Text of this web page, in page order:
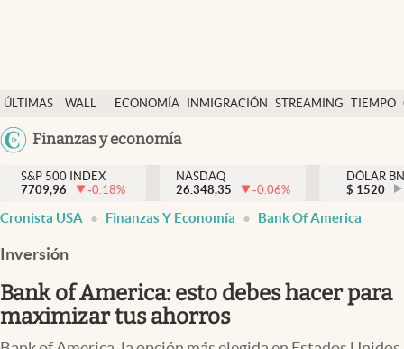
ÚLTIMAS
NOTICIAS
WALL
DÓLAR
ECONOMÍA INMIGRACIÓN STREAMING TIEMPO
México
USA
Finanzas y economía
Finanzas y economía
Wall Street y dólar
Inmigración
Espiritual
Streaming
S&P 500 INDEX
7709,96
-0.18%
NASDAQ
26.348,35
-0.06%
DÓLAR
$ 1520
Cronista USA Finanzas Y Economía Bank Of America
Inversión
Bank of America: esto debes hacer para
maximizar tus ahorros